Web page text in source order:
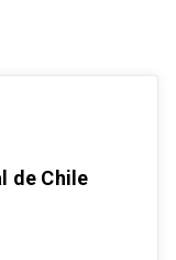
de Chile